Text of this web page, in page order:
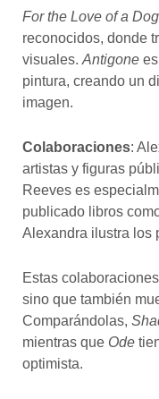
For the Love of a Dog
reconocidos, donde
visuales. Antigonees
pintura, creando un
imagen.
Colaboraciones:
artistas y figuras
Reeves es
publicado libros
Alexandra ilustra los
Estas
sino que también
Comparándolas,
mientras que Ode
optimista.